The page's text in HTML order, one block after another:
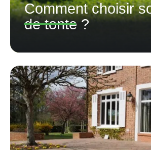
Comment choisir
de tonte ?